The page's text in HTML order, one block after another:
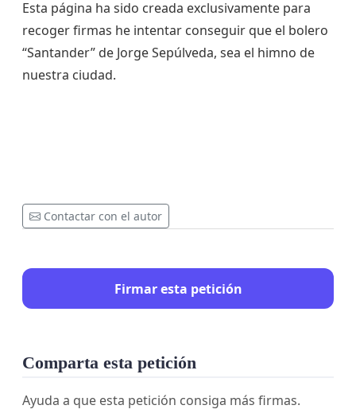
Esta página ha sido creada exclusivamente para
recoger firmas he intentar conseguir que el bolero
“Santander” de Jorge Sepúlveda, sea el himno de
nuestra ciudad.
Contactar con el autor
Firmar esta petición
Comparta esta petición
Ayuda a que esta petición consiga más firmas.